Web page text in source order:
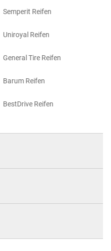
Semperit Reifen
Uniroyal Reifen
General Tire Reifen
Barum Reifen
BestDrive Reifen